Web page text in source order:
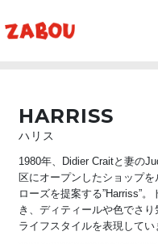
HARRISS
ハリス
1980年、Didier Craitと妻の
区にオープンしたショップ
ローズを提案する”Harriss”
き、ディティールや色でさ
ライフスタイルを表現してい